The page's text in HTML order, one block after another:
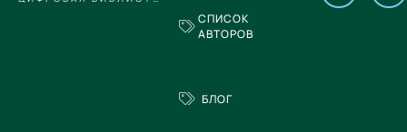
СПИСОК
АВТОРОВ
БЛОГ